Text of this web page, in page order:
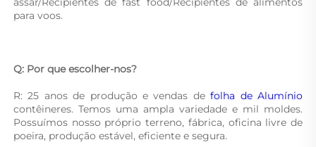
para voos.
Q: Por que escolher-nos?
R: 25 anos de produção e vendas de
contêineres. Temos uma ampla variedade e mil moldes.
Possuímos nosso próprio terreno, fábrica, oficina livre de
poeira, produção estável, eficiente e segura.